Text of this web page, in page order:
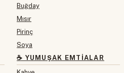
Buğday
Mısır
Pirinç
Soya
☕ YUMUŞAK EMTIALAR